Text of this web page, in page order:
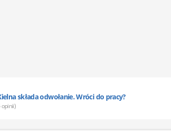
składa odwołanie. Wróci do pracy?
opinii)